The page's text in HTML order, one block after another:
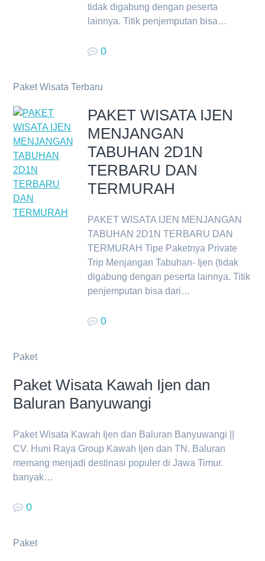
tidak digabung dengan peserta
lainnya. Titik penjemputan bisa…
0
Paket Wisata Terbaru
PAKET WISATA IJEN
MENJANGAN
TABUHAN 2D1N
TERBARU DAN
TERMURAH
PAKET WISATA IJEN MENJANGAN
TABUHAN 2D1N TERBARU DAN
TERMURAH Tipe Paketnya Private
Trip Menjangan Tabuhan- Ijen (tidak
digabung dengan peserta lainnya. Titik
penjemputan bisa dari…
0
Paket
Paket Wisata Kawah Ijen dan
Baluran Banyuwangi
Paket Wisata Kawah Ijen dan Baluran Banyuwangi ||
CV. Huni Raya Group Kawah Ijen dan TN. Baluran
memang menjadi destinasi populer di Jawa Timur.
banyak…
0
Paket